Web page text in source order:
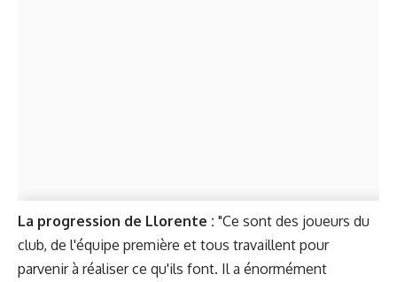
La progression de Llorente : "Ce sont des joueurs du
club, de l'équipe première et tous travaillent pour
parvenir à réaliser ce qu'ils font. Il a énormément